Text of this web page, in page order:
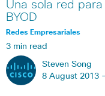
Una sola red
BYOD
Redes Empresariales
3 min read
Steven Song
8 August 2013 -